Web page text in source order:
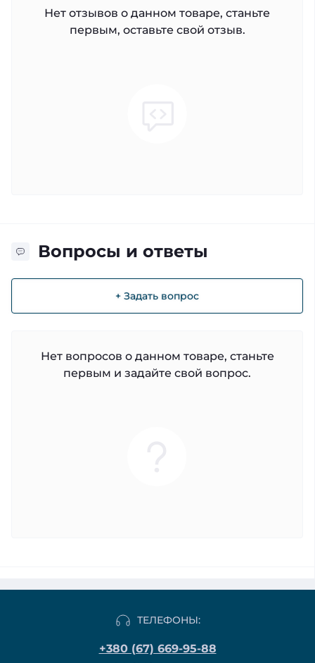
Нет отзывов о данном товаре, станьте
первым, оставьте свой отзыв.
Вопросы и ответы
+ Задать вопрос
Нет вопросов о данном товаре, станьте
первым и задайте свой вопрос.
ТЕЛЕФОНЫ:
+380 (67) 669-95-88